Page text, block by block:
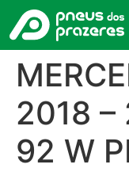
2018 –
92 W